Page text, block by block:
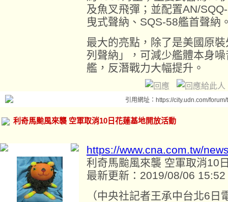
及魚叉飛彈；並配置AN/
曳式聲納、SQS-58艦首聲納
最大的亮點，除了是美國原
列聲納」，可減少艦體本身
艦，反潛戰力大幅提升。
引用網址：https://city.udn.com/
利奇馬颱風來襲 空軍取消10日花蓮基地開放活動
https://www.cna.com.tw/
利奇馬颱風來襲 空軍取消10
最新更新：2019/08/06 15:52
（中央社記者王承中台北6